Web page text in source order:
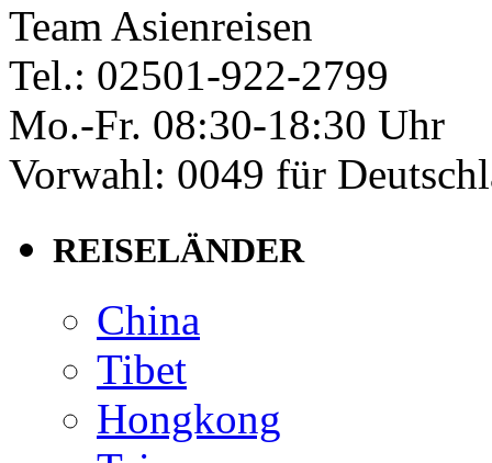
Team Asienreisen
Tel.: 02501-922-2799
Mo.-Fr. 08:30-18:30 Uhr
Vorwahl: 0049 für
REISELÄNDER
China
Tibet
Hongkong